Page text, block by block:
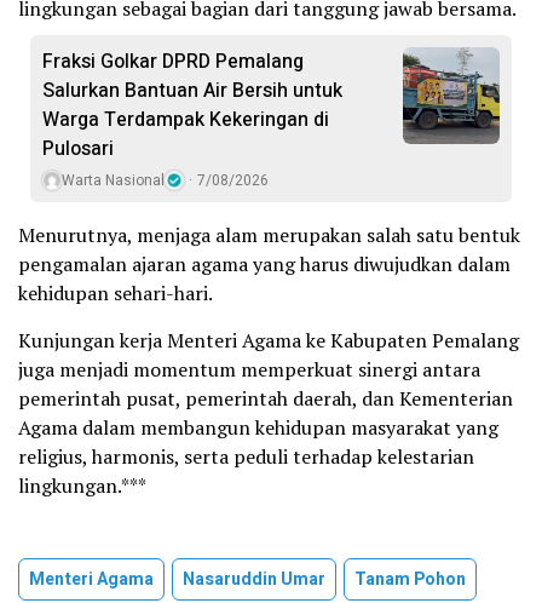
lingkungan sebagai bagian dari tanggung jawab bersama.
Fraksi Golkar DPRD Pemalang
Salurkan Bantuan Air Bersih untuk
Warga Terdampak Kekeringan di
Pulosari
Warta Nasional 7/08/2026
Menurutnya, menjaga alam merupakan salah satu bentuk
pengamalan ajaran agama yang harus diwujudkan dalam
kehidupan sehari-hari.
Kunjungan kerja Menteri Agama ke Kabupaten Pemalang
juga menjadi momentum memperkuat sinergi antara
pemerintah pusat, pemerintah daerah, dan Kementerian
Agama dalam membangun kehidupan masyarakat yang
religius, harmonis, serta peduli terhadap kelestarian
lingkungan.***
Menteri Agama Nasaruddin Umar Tanam Pohon